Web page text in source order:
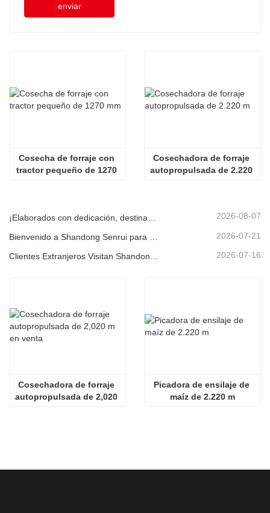
enviar
Cosecha de forraje con
tractor pequeño de 1270
Cosechadora de forraje
autopropulsada de 2.220
2026-08-07
2026-07-21
Clientes Extranjeros Visitan Shandong Senrui Equipos Agrícolas y Ganaderos para un Recorrido e Inspección. 2026-07-16
Cosechadora de forraje
autopropulsada de 2,020
Picadora de ensilaje de
maíz de 2.220 m